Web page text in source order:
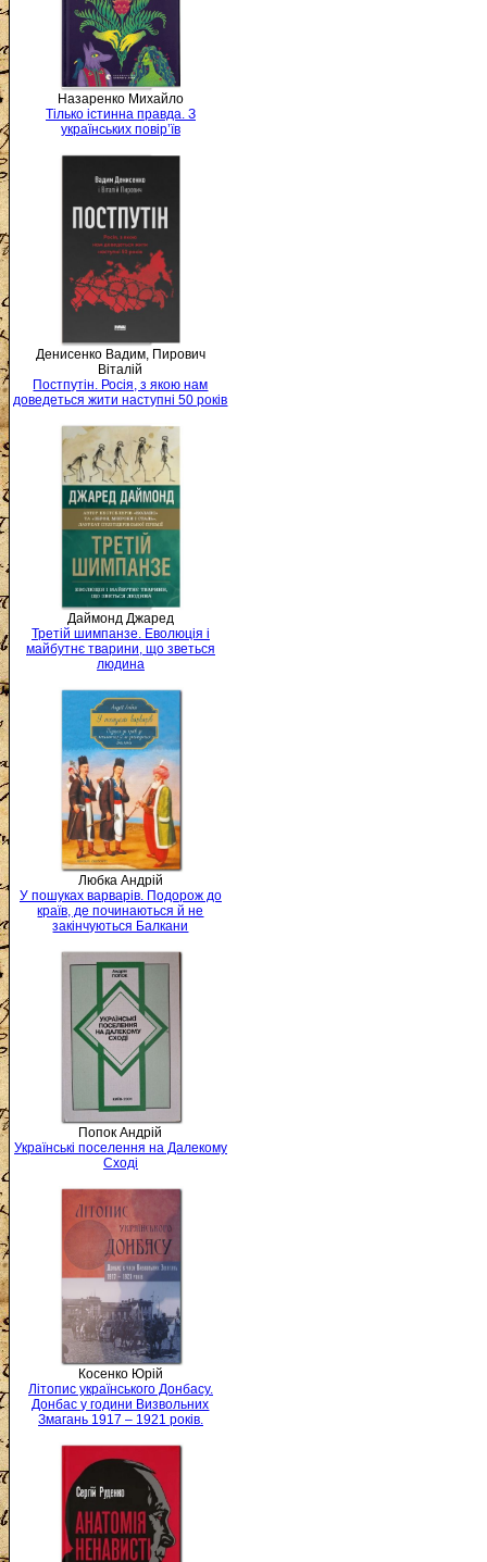
Назаренко Михайло
Тілько істинна правда. З
українських повір’їв
Денисенко Вадим, Пирович
Віталій
Постпутін. Росія, з якою нам
доведеться жити наступні 50 років
Даймонд Джаред
Третій шимпанзе. Еволюція і
майбутнє тварини, що зветься
людина
Любка Андрій
У пошуках варварів. Подорож до
країв, де починаються й не
закінчуються Балкани
Попок Андрій
Українські поселення на Далекому
Сході
Косенко Юрій
Літопис українського Донбасу.
Донбас у години Визвольних
Змагань 1917 – 1921 років.